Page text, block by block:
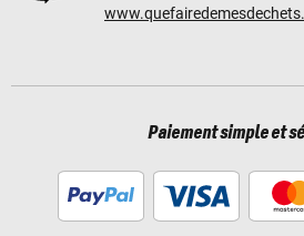
Paiement simple et